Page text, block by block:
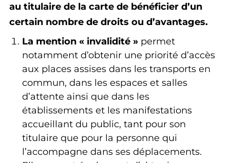
au titulaire de la carte de bénéficier d’un
certain nombre de droits ou d’avantages.
La mention « invalidité » permet
notamment d’obtenir une priorité d’accès
aux places assises dans les transports en
commun, dans les espaces et salles
d’attente ainsi que dans les
établissements et les manifestations
accueillant du public, tant pour son
titulaire que pour la personne qui
l’accompagne dans ses déplacements.